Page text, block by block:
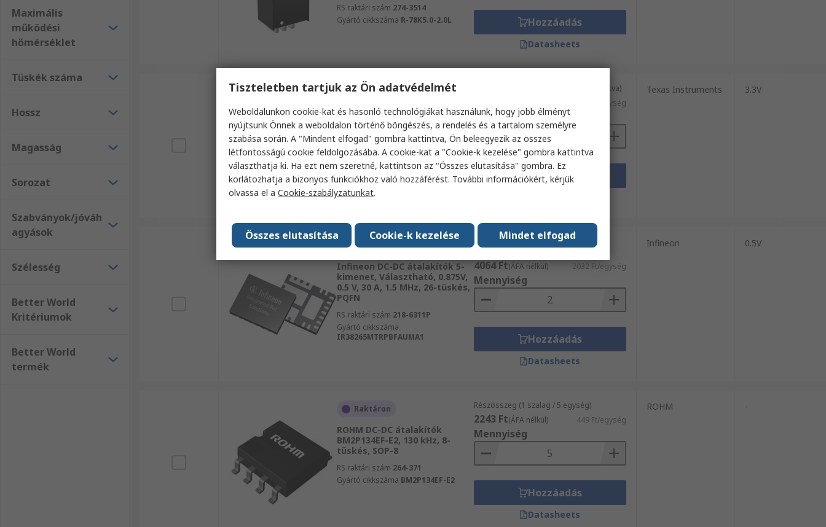
Maximális
működési
hőmérséklet
Tüskék száma
Hossz
Magasság
Sorozat
Szabványok/jóváh
agyások
Szélesség
Better World
Kritériumok
Better World
termék
RS raktári szám 274-3514
Gyártó cikkszáma R-78K5.0-2.0L Hozzáadás
Datasheets
Utolsó RS készlet
Texas Instruments DC-DC
átalakítók 5-kimenet, 37V, 3.3
V, 1 A, 1.5 MHz, 5-tüskés, TO-
263
RS raktári szám 252-8834P
Gyártó cikkszáma LM2595S-3.3/NOPB
Részösszeg 2 egység (tubusban szállítva)
1656 Ft/egység
Mennyiség
Hozzáadás
Texas Instruments 3.3V
Jelenleg nem elérhet_
Infineon DC-DC átalakítók 5-
kimenet, Választható, 0.875V,
0.5 V, 30 A, 1.5 MHz, 26-tüskés,
PQFN
RS raktári szám 218-6311P
Gyártó cikkszáma
IR38265MTRPBFAUMA1
Részösszeg 2 egység (folyamatos
4064 Ft(ÁFA nélkül) 2032 Ft/egység
Mennyiség
Hozzáadás
Datasheets
Infineon 0.5V
Raktáron
ROHM DC-DC átalakítók
BM2P134EF-E2, 130 kHz, 8-
tüskés, SOP-8
RS raktári szám 264-371
Gyártó cikkszáma BM2P134EF-E2
Részösszeg (1 szalag / 5 egység)
2243 Ft(ÁFA nélkül) 449 Ft/egység
Mennyiség
Hozzáadás
Datasheets
ROHM -
Tiszteletben tartjuk az Ön adatvédelmét
Weboldalunkon cookie-kat és hasonló technológiákat használunk, hogy jobb élményt
nyújtsunk Önnek a weboldalon történő böngészés, a rendelés és a tartalom személyre
szabása során. A "Mindent elfogad" gombra kattintva, Ön beleegyezik az összes
létfontosságú cookie feldolgozásába. A cookie-kat a "Cookie-k kezelése" gombra kattintva
választhatja ki. Ha ezt nem szeretné, kattintson az "Összes elutasítása" gombra. Ez
korlátozhatja a bizonyos funkciókhoz való hozzáférést. További információkért, kérjük
olvassa el a Cookie-szabályzatunkat.
Mindet elfogad
Cookie-k kezelése
Összes elutasítása